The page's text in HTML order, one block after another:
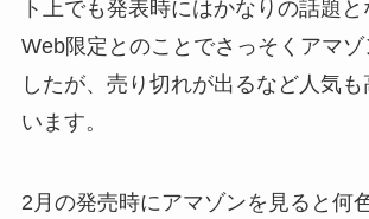
ト上でも発表時にはかなりの話題と
Web限定とのことでさっそくアマゾ
したが、売り切れが出るなど人気
います。
2月の発売時にアマゾンを見ると何